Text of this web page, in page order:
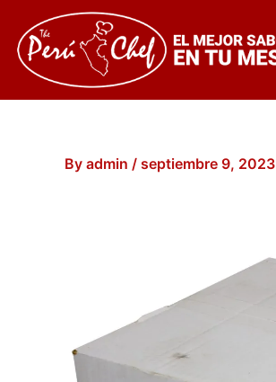
content
By admin / septiembre 9, 2023